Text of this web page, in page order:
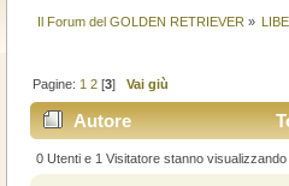
Il Forum del GOLDEN RETRIEVER »
Pagine: 1 2 [3]Vai giù
Autore
0 Utenti e 1 Visitatore stanno visualizzando